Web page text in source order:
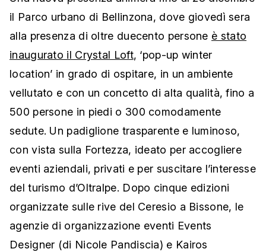
il Parco urbano di Bellinzona, dove giovedì sera
alla presenza di oltre duecento persone è stato
inaugurato il Crystal Loft, ‘pop-up winter
location’ in grado di ospitare, in un ambiente
vellutato e con un concetto di alta qualità, fino a
500 persone in piedi o 300 comodamente
sedute. Un padiglione trasparente e luminoso,
con vista sulla Fortezza, ideato per accogliere
eventi aziendali, privati e per suscitare l’interesse
del turismo d’Oltralpe. Dopo cinque edizioni
organizzate sulle rive del Ceresio a Bissone, le
agenzie di organizzazione eventi Events
Designer (di Nicole Pandiscia) e Kairos